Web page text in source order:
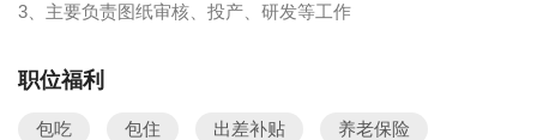
3、主要负责图纸审核、投产、研发等工作
职位福利
包吃 包住 出差补贴 养老保险